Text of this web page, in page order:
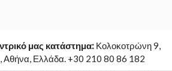
μας κατάστημα: Κολοκοτρώνη 9,
Αθήνα, Ελλάδα. +30 210 80 86 182